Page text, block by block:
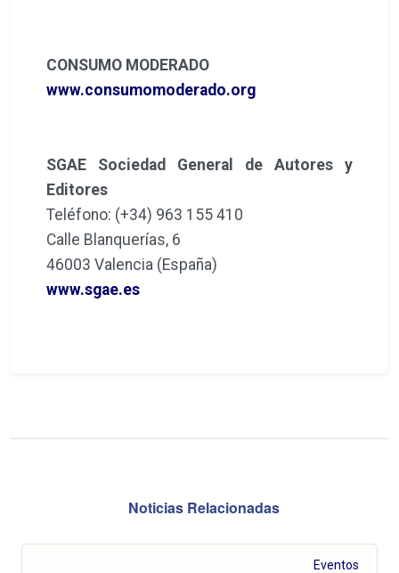
CONSUMO MODERADO
www.consumomoderado.org
SGAE Sociedad General de Autores y
Editores
Teléfono: (+34) 963 155 410
Calle Blanquerías, 6
46003 Valencia (España)
www.sgae.es
Noticias Relacionadas
Eventos